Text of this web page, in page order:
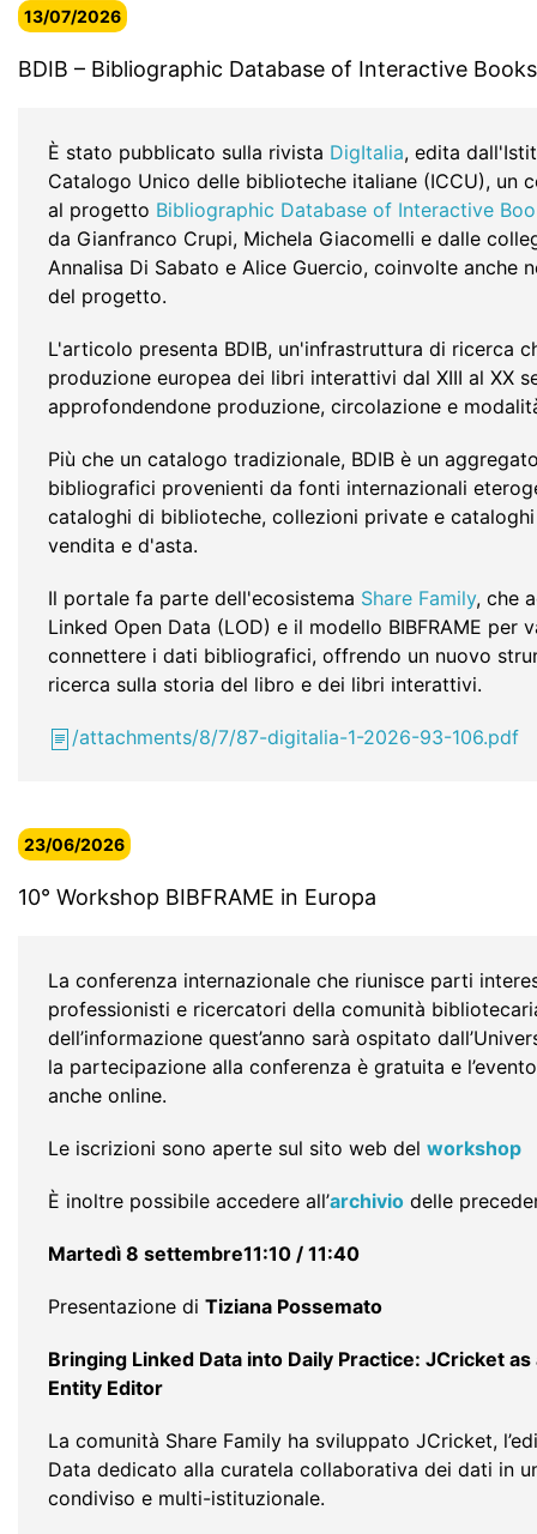
13/07/2026
BDIB – Bibliographic Database of Interactive Books
È stato pubblicato sulla rivista DigItalia, edita
Catalogo Unico delle biblioteche italiane (ICCU), un
al progetto Bibliographic Database of Interactive
da Gianfranco Crupi, Michela Giacomelli e dalle
Annalisa Di Sabato e Alice Guercio, coinvolte anche
del progetto.
L'articolo presenta BDIB, un'infrastruttura di ricerca
produzione europea dei libri interattivi dal XIII al XX
approfondendone produzione, circolazione e
Più che un catalogo tradizionale, BDIB è un
bibliografici provenienti da fonti internazionali
cataloghi di biblioteche, collezioni private e
vendita e d'asta.
Il portale fa parte dell'ecosistema Share Family, che
Linked Open Data (LOD) e il modello BIBFRAME per
connettere i dati bibliografici, offrendo un nuovo
ricerca sulla storia del libro e dei libri interattivi.
/attachments/8/7/87-digitalia-1-2026-93-106.pdf
23/06/2026
10° Workshop BIBFRAME in Europa
La conferenza internazionale che riunisce parti
professionisti e ricercatori della comunità
dell’informazione quest’anno sarà ospitato
la partecipazione alla conferenza è gratuita e
anche online.
Le iscrizioni sono aperte sul sito web del workshop
È inoltre possibile accedere all’archivio delle
Martedì 8 settembre11:10 / 11:40
Presentazione di Tiziana Possemato
Bringing Linked Data into Daily Practice: JCricket
Entity Editor
La comunità Share Family ha sviluppato JCricket,
Data dedicato alla curatela collaborativa dei dati in
condiviso e multi-istituzionale.